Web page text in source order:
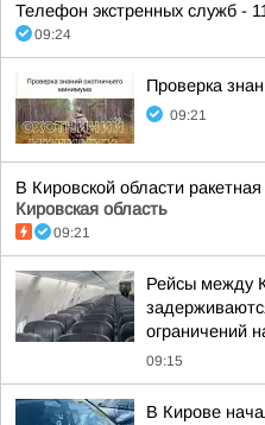
Телефон экстренных служб -
09:24
Проверка
09:21
В Кировской области
Кировская область
09:21
Рейсы между
ограничений
09:15
В Кирове